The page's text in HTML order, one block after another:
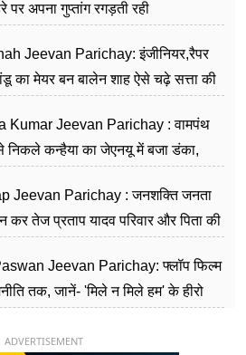
पर अपना गुप्तांग रगड़ती रही
Jeevan Parichay: इंजीनियर,रैपर
का मेयर बन बालेन शाह ऐसे चढ़े सत्ता की
Kumar Jeevan Parichay : वामपंथ
निकले कन्हैया का जेएनयू में बजा डंका,
Jeevan Parichay : जनशक्ति जनता
कर तेज प्रताप यादव परिवार और पिता की
Jeevan Parichay: फ्लॉप फिल्म
तक, जानें- 'मिले न मिले हम' के हीरो
ADVERTISEMENT